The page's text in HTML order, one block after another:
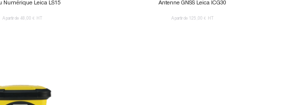
Numérique Leica LS15
A partir de 48,00 € HT
Antenne GNSS Leica ICG30
A partir de 125,00 € HT